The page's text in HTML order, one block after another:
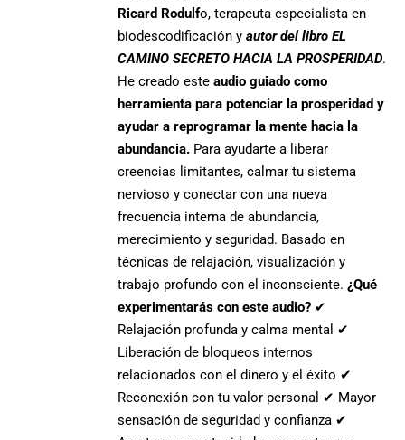
Ricard Rodulfo, terapeuta especialista en
biodescodificación yautor del libro EL
CAMINO SECRETO HACIA LA PROSPERIDAD.
He creado esteaudio guiado como
herramienta para potenciar la prosperidad y
ayudar a reprogramar la mente hacia la
abundancia. Para ayudarte a liberar
creencias limitantes, calmar tu sistema
nervioso y conectar con una nueva
frecuencia interna de abundancia,
merecimiento y seguridad. Basado en
técnicas de relajación, visualización y
trabajo profundo con el inconsciente.¿Qué
experimentarás con este audio? ✔
Relajación profunda y calma mental ✔
Liberación de bloqueos internos
relacionados con el dinero y el éxito ✔
Reconexión con tu valor personal ✔ Mayor
sensación de seguridad y confianza ✔